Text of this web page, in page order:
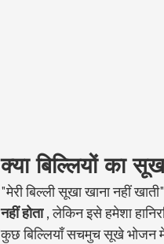
क्या बिल्लियों का
"मेरी बिल्ली सूखा खाना नहीं
नहीं होता , लेकिन इसे हमेशा
कुछ बिल्लियाँ सचमुच सूखे भोजन